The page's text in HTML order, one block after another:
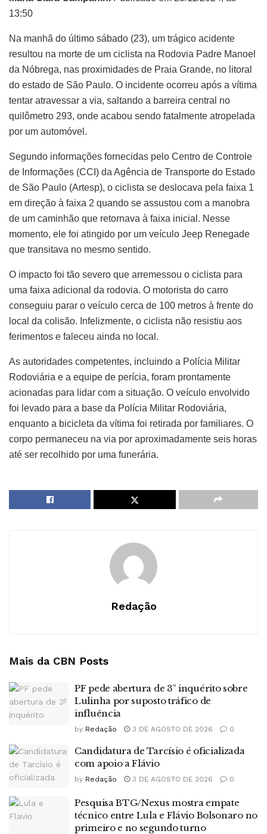
13:50
Na manhã do último sábado (23), um trágico acidente
resultou na morte de um ciclista na Rodovia Padre Manoel
da Nóbrega, nas proximidades de Praia Grande, no litoral
do estado de São Paulo. O incidente ocorreu após a vítima
tentar atravessar a via, saltando a barreira central no
quilômetro 293, onde acabou sendo fatalmente atropelada
por um automóvel.
Segundo informações fornecidas pelo Centro de Controle
de Informações (CCI) da Agência de Transporte do Estado
de São Paulo (Artesp), o ciclista se deslocava pela faixa 1
em direção à faixa 2 quando se assustou com a manobra
de um caminhão que retornava à faixa inicial. Nesse
momento, ele foi atingido por um veículo Jeep Renegade
que transitava no mesmo sentido.
O impacto foi tão severo que arremessou o ciclista para
uma faixa adicional da rodovia. O motorista do carro
conseguiu parar o veículo cerca de 100 metros à frente do
local da colisão. Infelizmente, o ciclista não resistiu aos
ferimentos e faleceu ainda no local.
As autoridades competentes, incluindo a Polícia Militar
Rodoviária e a equipe de perícia, foram prontamente
acionadas para lidar com a situação. O veículo envolvido
foi levado para a base da Polícia Militar Rodoviária,
enquanto a bicicleta da vítima foi retirada por familiares. O
corpo permaneceu na via por aproximadamente seis horas
até ser recolhido por uma funerária.
Redação
Mais da CBN Posts
PF pede abertura de 3º inquérito sobre
Lulinha por suposto tráfico de
influência
by Redação 3 DE AGOSTO DE 2026 0
Candidatura de Tarcísio é oficializada
com apoio a Flávio
by Redação 3 DE AGOSTO DE 2026 0
Pesquisa BTG/Nexus mostra empate
técnico entre Lula e Flávio Bolsonaro no
primeiro e no segundo turno